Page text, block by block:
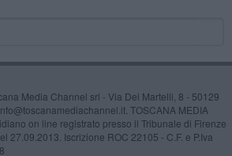
Media Channel srl - Via Dei Martelli, 8 - 50129
TOSCANA MEDIA
on line registrato presso il Tribunale di Firenze
27.09.2013. Iscrizione ROC 22105 - C.F. e P.Iva